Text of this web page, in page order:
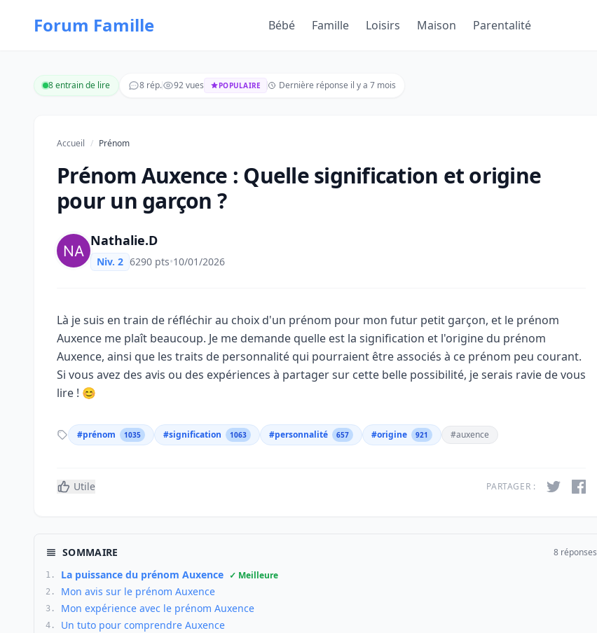
Forum Famille Bébé Famille Loisirs Maison Parentalité
8 entrain de lire 8 rép. 92 vues POPULAIRE Dernière réponse il y a 7 mois
Accueil / Prénom
Prénom Auxence : Quelle signification et origine
pour un garçon ?
Nathalie.D
Niv. 2 6290 pts•10/01/2026
Là je suis en train de réfléchir au choix d'un prénom pour mon futur petit garçon, et le prénom
Auxence me plaît beaucoup. Je me demande quelle est la signification et l'origine du prénom
Auxence, ainsi que les traits de personnalité qui pourraient être associés à ce prénom peu courant.
Si vous avez des avis ou des expériences à partager sur cette belle possibilité, je serais ravie de vous
lire ! 😊
#prénom 1035 #signification 1063 #personnalité 657 #origine 921 #auxence
Utile PARTAGER :
SOMMAIRE 8 réponses
1. La puissance du prénom Auxence ✓ Meilleure
2. Mon avis sur le prénom Auxence
3. Mon expérience avec le prénom Auxence
4. Un tuto pour comprendre Auxence